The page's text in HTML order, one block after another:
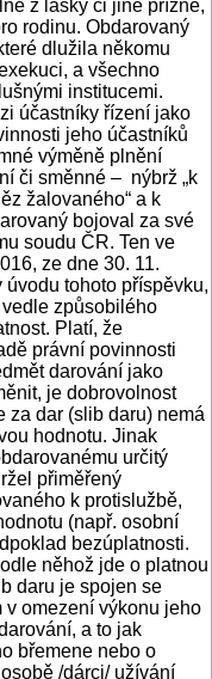
z lásky či jiné přízně,
rodinu. Obdarovaný
dlužila někomu
a všechno
institucemi.
účastníky řízení jako
jeho účastníků
výměně plnění
či směnné – nýbrž „k
žalovaného“ a k
bojoval za své
soudu ČR. Ten ve
ze dne 30. 11.
tohoto příspěvku,
způsobilého
Platí, že
právní povinnosti
darování jako
je dobrovolnost
za dar (slib daru) nemá
hodnotu. Jinak
určitý
přiměřený
k protislužbě,
(např. osobní
bezúplatnosti.
něhož jde o platnou
daru je spojen se
omezení výkonu jeho
a to jak
břemene nebo o
/dárci/ užívání